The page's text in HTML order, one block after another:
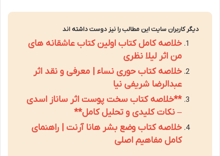
دیگر کاربران سایت این مطالب را نیز دوست داشته اند
خلاصه کامل کتاب اولین کتاب عاشقانه های
من اثر لیلا نظری
خلاصه کتاب حوری نساء | معرفی و نقد اثر
عبدالرضا شریفی نیا
**خلاصه کتاب سخت پوست اثر ساناز اسدی
– نکات کلیدی و تحلیل کامل**
خلاصه کتاب وضع بشر هانا آرنت | راهنمای
کامل مفاهیم اصلی